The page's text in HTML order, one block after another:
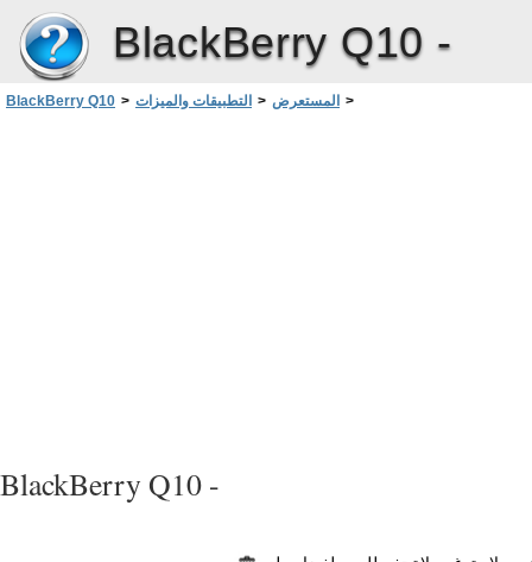
BlackBerry Q10 -
BlackBerry Q10 > التطبيقات والميزات > المستعرض >
BlackBerry Q10 -